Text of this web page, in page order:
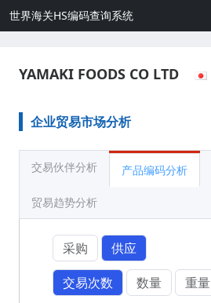
世界海关HS编码查询系统
YAMAKI FOODS CO LTD
企业贸易市场分析
交易伙伴分析 产品编码分析
贸易趋势分析
采购
供应
交易次数
数量 重量